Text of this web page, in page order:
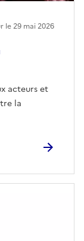
acteurs et
la
le29 mai 2026